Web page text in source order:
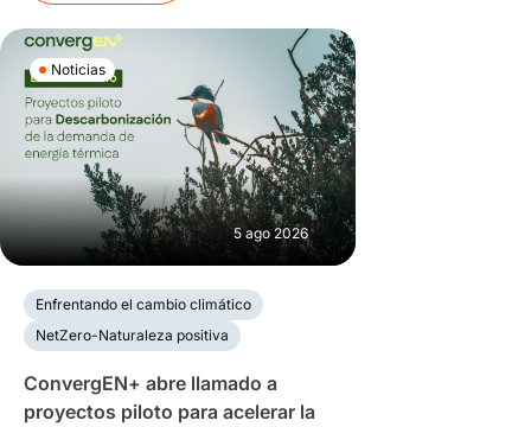
Noticias
5 ago 2026
Enfrentando el cambio climático
NetZero-Naturaleza positiva
ConvergEN+ abre llamado a
proyectos piloto para acelerar la